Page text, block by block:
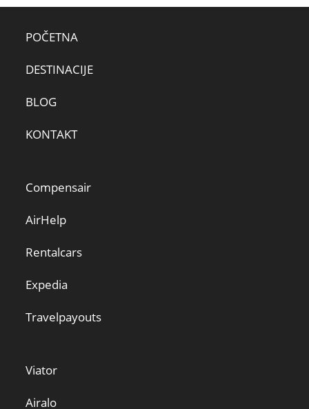
POČETNA
DESTINACIJE
BLOG
KONTAKT
Compensair
AirHelp
Rentalcars
Expedia
Travelpayouts
Viator
Airalo